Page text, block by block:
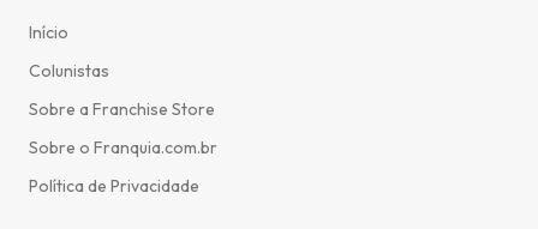
Início
Colunistas
Sobre a Franchise Store
Sobre o Franquia.com.br
Política de Privacidade